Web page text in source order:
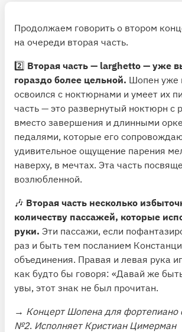
Продолжаем говорить о втором
на очереди вторая часть.
2️⃣ Вторая часть — larghetto — уже
гораздо более цельной. Шопен уже
освоился с ноктюрнами и умеет их
часть — это развернутый ноктюрн с
вместо завершения и длинными
педалями, которые его
удивительное ощущение парения
наверху, в мечтах. Эта часть
возлюбленной.
🎶 Вторая часть несколько
количеству пассажей, которые
руки. Эти пассажи, если
раз и быть тем посланием
объединения. Правая и левая рука
как будто бы говоря: «Давай же
увы, этот знак не был прочитан.
→ Концерт Шопена для фортепиано
№2. Исполняет Кристиан Цимерман